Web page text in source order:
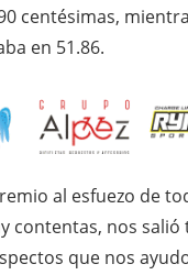
centésimas,
en 51.86.
al esfuezo de
contentas, nos salió
que nos